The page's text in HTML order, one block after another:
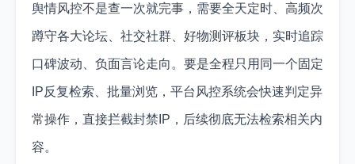
舆情风控不是查一次就完事，需要全天定时、高频次
蹲守各大论坛、社交社群、好物测评板块，实时追踪
口碑波动、负面言论走向。要是全程只用同一个固定
IP反复检索、批量浏览，平台风控系统会快速判定异
常操作，直接拦截封禁IP，后续彻底无法检索相关内
容。